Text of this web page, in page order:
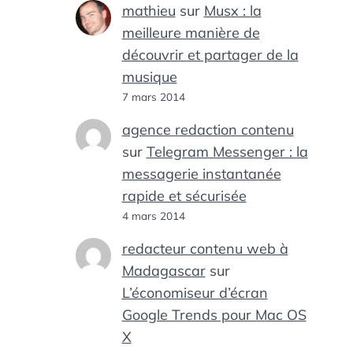
mathieu sur Musx : la
meilleure manière de
découvrir et partager de la
musique
7 mars 2014
agence redaction contenu
sur Telegram Messenger : la
messagerie instantanée
rapide et sécurisée
4 mars 2014
redacteur contenu web à
Madagascarsur
L’économiseur d’écran
Google Trends pour Mac OS
X